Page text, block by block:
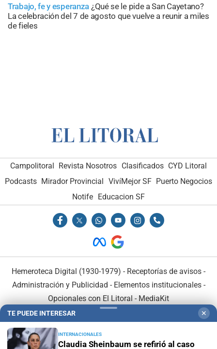
Trabajo, fe y esperanza ¿Qué se le pide a San Cayetano?
La celebración del 7 de agosto que vuelve a reunir a miles
de fieles
Campolitoral Revista Nosotros Clasificados CYD Litoral
Podcasts Mirador Provincial VivíMejor SF Puerto Negocios
Notife Educacion SF
Hemeroteca Digital (1930-1979) - Receptorías de avisos -
Administración y Publicidad - Elementos institucionales-
Opcionales con El Litoral - MediaKit
TE PUEDE INTERESAR ✕
INTERNACIONALES
Claudia Sheinbaum se refirió al caso